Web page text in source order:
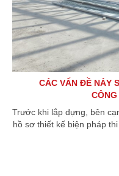
CÁC VẤN ĐỀ NẢY
Trước khi lắp dựng, bên
hồ sơ thiết kế biện pháp